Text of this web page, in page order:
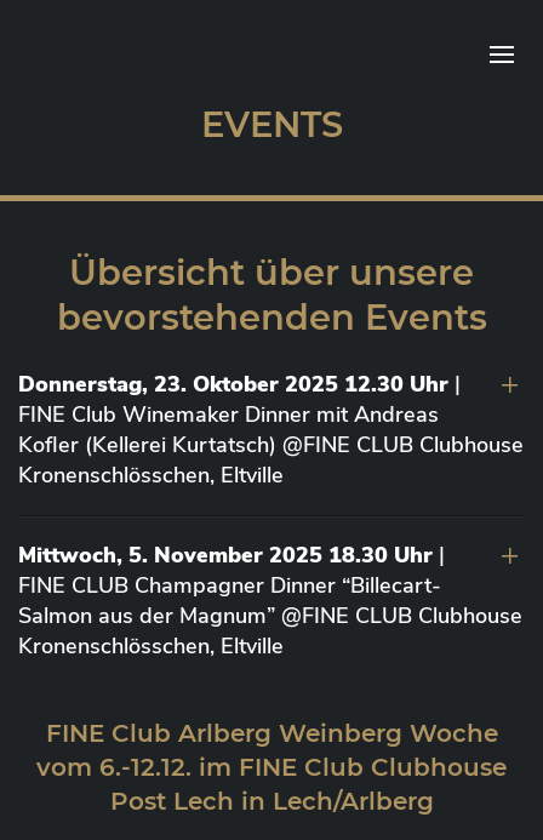
EVENTS
Übersicht über unsere
bevorstehenden Events
Donnerstag, 23. Oktober 2025 12.30 Uhr |
FINE Club Winemaker Dinner mit Andreas
Kofler (Kellerei Kurtatsch) @FINE CLUB Clubhouse
Kronenschlösschen, Eltville
Mittwoch, 5. November 2025 18.30 Uhr |
FINE CLUB Champagner Dinner “Billecart-
Salmon aus der Magnum” @FINE CLUB Clubhouse
Kronenschlösschen, Eltville
FINE Club Arlberg Weinberg Woche
vom 6.-12.12. im FINE Club Clubhouse
Post Lech in Lech/Arlberg